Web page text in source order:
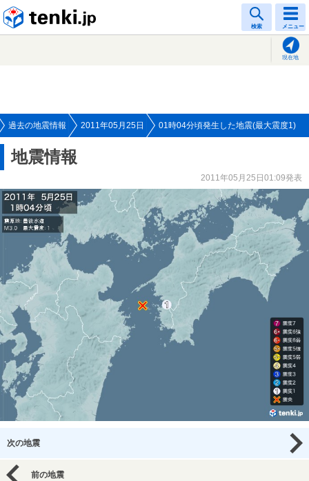
検索 メニュー
現在地
過去の地震情報 2011年05月25日 01時04分頃発生した地震(最大震度1)
地震情報
2011年05月25日01:09発表
次の地震
前の地震